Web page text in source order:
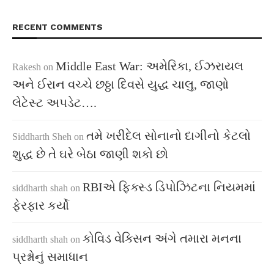
RECENT COMMENTS
Rakesh on Middle East War: અમેરિકા, ઈઝરાયલ
અને ઈરાન વચ્ચે છઠ્ઠા દિવસે યુદ્ધ ચાલુ, જાણો
લેટેસ્ટ અપડેટ….
Siddharth Sheh on તમે ખરીદેલ સોનાનો દાગીનો કેટલો
શુદ્ધ છે તે ઘરે બેઠા જાણી શકો છો
siddharth shah on RBIએ ફિક્સ્ડ ડિપોઝિટના નિયમમાં
ફેરફાર કર્યો
siddharth shah on કોવિડ વેક્સિન અંગે તમારા મનના
પ્રશ્નોનું સમાધાન